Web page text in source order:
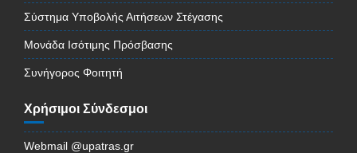
Σύστημα Υποβολής Αιτήσεων Στέγασης
Μονάδα Ισότιμης Πρόσβασης
Συνήγορος Φοιτητή
Χρήσιμοι Σύνδεσμοι
Webmail @upatras.gr